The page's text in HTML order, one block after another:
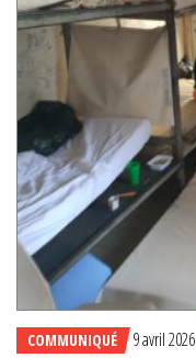
COMMUNIQUÉ 9 avril 2026